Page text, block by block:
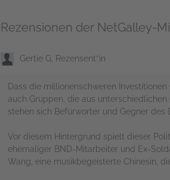
Rezensionen der NetGalley-
Gertie G, Rezensent*in
Dass die millionenschweren
auch Gruppen, die aus
stehen sich Befürworter und Gegner
Vor diesem Hintergrund spielt dieser
ehemaliger BND-Mitarbeiter und Ex-
Wang, eine musikbegeisterte Chinesin,